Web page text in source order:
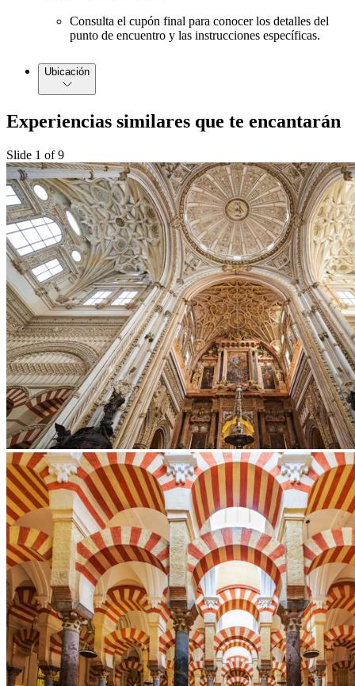
Consulta el cupón final para conocer los detalles del
punto de encuentro y las instrucciones específicas.
Ubicación
Experiencias similares que te encantarán
Slide 1 of 9